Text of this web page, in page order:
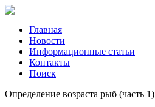
Главная
Новости
Информационные статьи
Контакты
Поиск
Определение возраста рыб (часть 1)